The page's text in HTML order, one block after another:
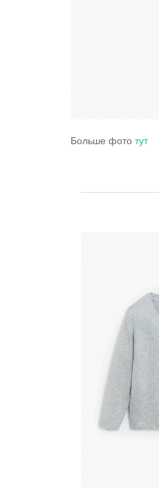
Больше фото тут